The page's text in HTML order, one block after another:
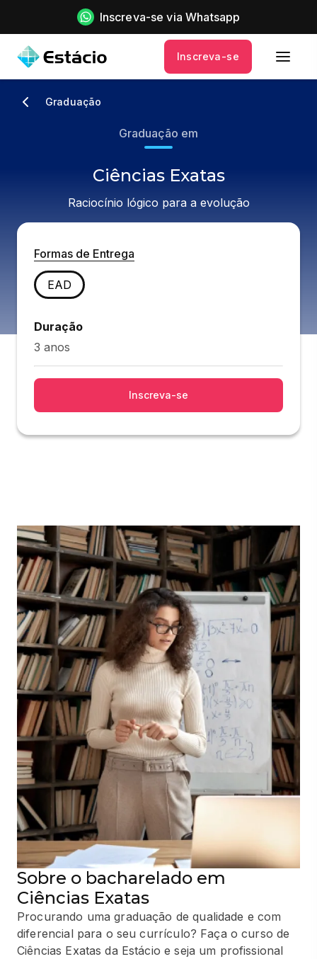
Inscreva-se via Whatsapp
Inscreva-se
Graduação
Graduação em
Ciências Exatas
Raciocínio lógico para a evolução
Formas de Entrega
EAD
Duração
3 anos
Inscreva-se
Sobre o bacharelado em
Ciências Exatas
Procurando uma graduação de qualidade e com
diferencial para o seu currículo? Faça o curso de
Ciências Exatas da Estácio e seja um profissional